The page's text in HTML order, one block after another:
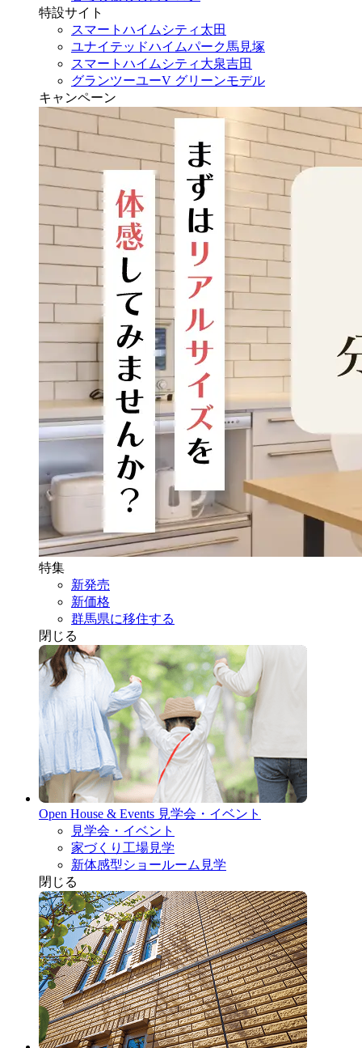
特設サイト
スマートハイムシティ太田
ユナイテッドハイムパーク馬見塚
スマートハイムシティ大泉吉田
グランツーユーV グリーンモデル
キャンペーン
特集
新発売
新価格
群馬県に移住する
閉じる
Open House & Events 見学会・イベント
見学会・イベント
家づくり工場見学
新体感型ショールーム見学
閉じる